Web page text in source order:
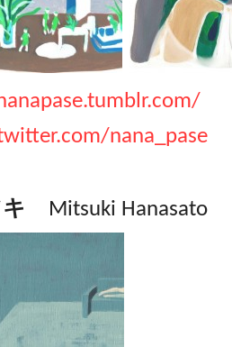
nana_pase
Mitsuki Hanasato